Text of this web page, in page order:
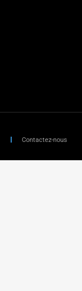
Contactez-nous